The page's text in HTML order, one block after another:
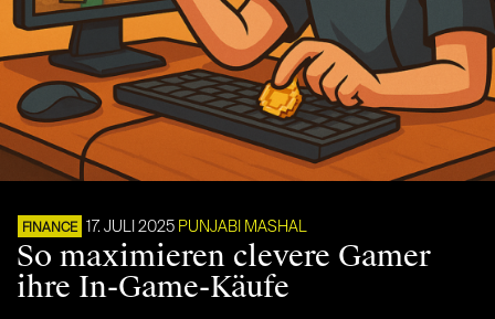
FINANCE 17. JULI 2025 PUNJABI MASHAL
So maximieren clevere Gamer
ihre In-Game-Käufe